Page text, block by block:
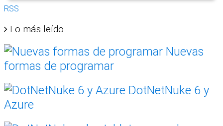
RSS
Lo más leído
Nuevas
formas de programar
DotNetNuke 6 y
Azure